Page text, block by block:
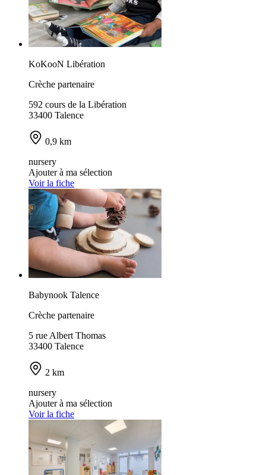
KoKooN Libération
Crèche partenaire
592 cours de la Libération
33400 Talence
0,9 km
nursery
Ajouter à ma sélection
Voir la fiche
Babynook Talence
Crèche partenaire
5 rue Albert Thomas
33400 Talence
2 km
nursery
Ajouter à ma sélection
Voir la fiche